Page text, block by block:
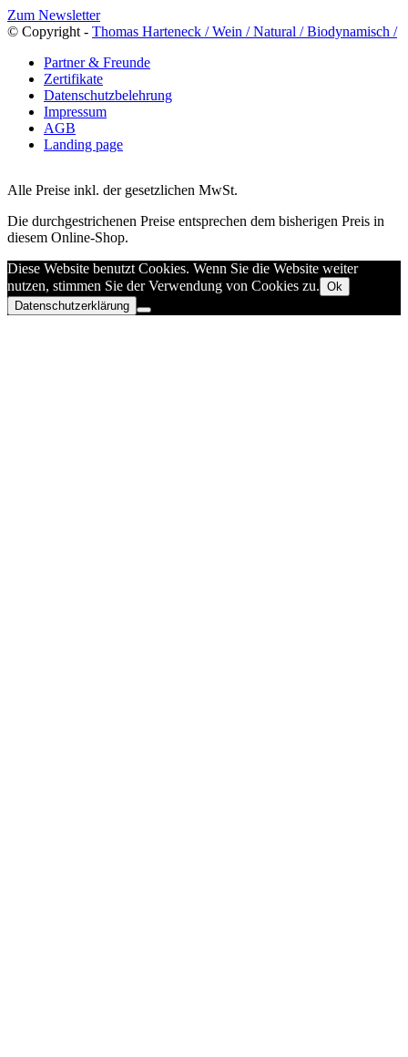
Zum Newsletter
© Copyright - Thomas Harteneck / Wein / Natural / Biodynamisch /
Partner & Freunde
Zertifikate
Datenschutzbelehrung
Impressum
AGB
Landing page
Alle Preise inkl. der gesetzlichen MwSt.
Die durchgestrichenen Preise entsprechen dem bisherigen Preis in
diesem Online-Shop.
Diese Website benutzt Cookies. Wenn Sie die Website weiter
nutzen, stimmen Sie der Verwendung von Cookies zu. Ok
Datenschutzerklärung